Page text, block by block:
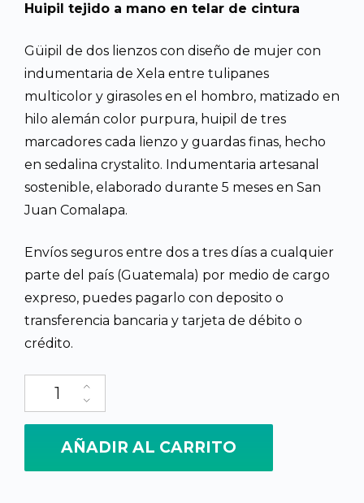
original
era:
Q4,500.00.
Huipil tejido a mano en telar de cintura
Güipil de dos lienzos con diseño de mujer con
indumentaria de Xela entre tulipanes
multicolor y girasoles en el hombro, matizado en
hilo alemán color purpura, huipil de tres
marcadores cada lienzo y guardas finas, hecho
en sedalina crystalito. Indumentaria artesanal
sostenible, elaborado durante 5 meses en San
Juan Comalapa.
Envíos seguros entre dos a tres días a cualquier
parte del país (Guatemala) por medio de cargo
expreso, puedes pagarlo con deposito o
transferencia bancaria y tarjeta de débito o
crédito.
Huipil tejido a mano en Poch'on Diseño Quetzalteca entre
AÑADIR AL CARRITO